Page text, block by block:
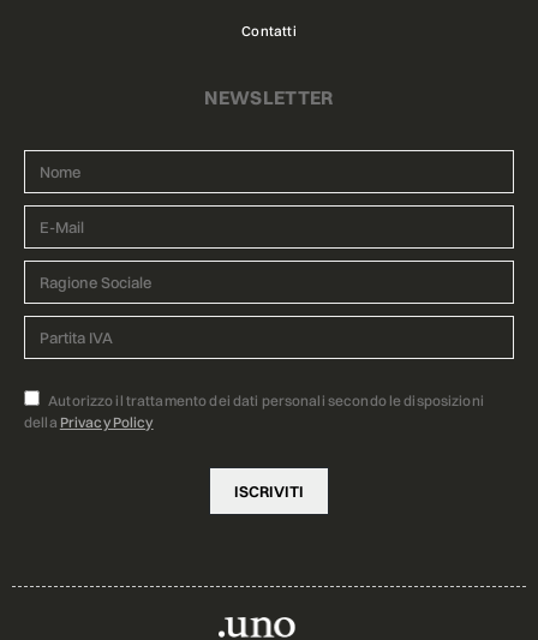
Contatti
NEWSLETTER
Autorizzo il trattamento dei dati personali secondo le disposizioni
della Privacy Policy